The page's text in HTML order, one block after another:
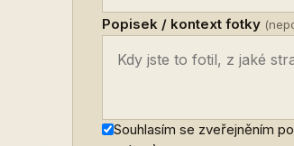
Popisek / kontext fotky
Souhlasím se zveřejněním